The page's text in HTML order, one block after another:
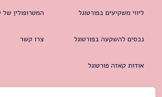
ליווי משקיעים בפורטוגל
נכסים להשקעה בפורטוגל
אודות קאזה פורטוגל
המטרופולין של
צרו קשר